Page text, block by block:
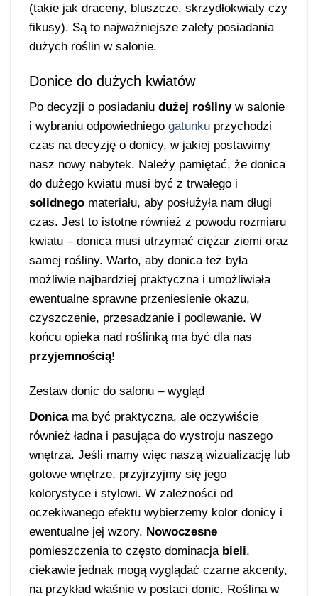
(takie jak draceny, bluszcze, skrzydłokwiaty czy
fikusy). Są to najważniejsze zalety posiadania
dużych roślin w salonie.
Donice do dużych kwiatów
Po decyzji o posiadaniu dużej roślinyw salonie
i wybraniu odpowiedniego gatunkuprzychodzi
czas na decyzję o donicy, w jakiej postawimy
nasz nowy nabytek. Należy pamiętać, że donica
do dużego kwiatu musi być z trwałego i
solidnegomateriału, aby posłużyła nam długi
czas. Jest to istotne również z powodu rozmiaru
kwiatu – donica musi utrzymać ciężar ziemi oraz
samej rośliny. Warto, aby donica też była
możliwie najbardziej praktyczna i umożliwiała
ewentualne sprawne przeniesienie okazu,
czyszczenie, przesadzanie i podlewanie. W
końcu opieka nad roślinką ma być dla nas
przyjemnością!
Zestaw donic do salonu – wygląd
Donicama być praktyczna, ale oczywiście
również ładna i pasująca do wystroju naszego
wnętrza. Jeśli mamy więc naszą wizualizację lub
gotowe wnętrze, przyjrzyjmy się jego
kolorystyce i stylowi. W zależności od
oczekiwanego efektu wybierzemy kolor donicy i
ewentualne jej wzory. Nowoczesne
pomieszczenia to często dominacja bieli,
ciekawie jednak mogą wyglądać czarne akcenty,
na przykład właśnie w postaci donic. Roślina w